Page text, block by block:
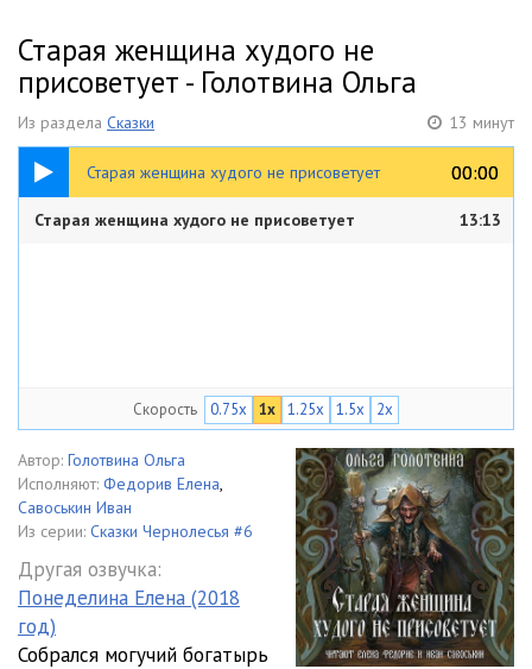
Старая женщина худого не
присоветует - Голотвина Ольга
Из раздела Сказки 13 минут
Старая женщина худого не присоветует 00:00
00:00
13:13
Старая женщина худого не присоветует 13:13
Скорость 0.75x 1x 1.25x 1.5x 2x
Автор: Голотвина Ольга
Исполняют: Федорив Елена,
Савоськин Иван
Из серии: Сказки Чернолесья #6
Другая озвучка:
Понеделина Елена (2018
год)
Собрался могучий богатырь